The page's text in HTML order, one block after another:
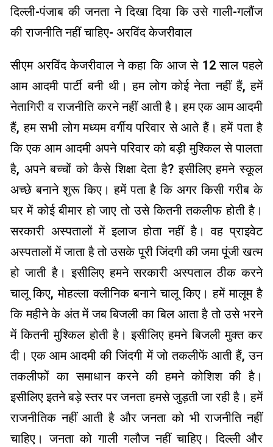
दिल्ली-पंजाब की जनता ने दिखा दिया कि उसे गाली-गलौंज
की राजनीति नहीं चाहिए- अरविंद केजरीवाल
सीएम अरविंद केजरीवाल ने कहा कि आज से 12 साल पहले
आम आदमी पार्टी बनी थी। हम लोग कोई नेता नहीं हैं, हमें
नेतागिरी व राजनीति करने नहीं आती है। हम एक आम आदमी
हैं, हम सभी लोग मध्यम वर्गीय परिवार से आते हैं। हमें पता है
कि एक आम आदमी अपने परिवार को बड़ी मुश्किल से पालता
है, अपने बच्चों को कैसे शिक्षा देता है? इसीलिए हमने स्कूल
अच्छे बनाने शुरू किए। हमें पता है कि अगर किसी गरीब के
घर में कोई बीमार हो जाए तो उसे कितनी तकलीफ होती है।
सरकारी अस्पतालों में इलाज होता नहीं है। वह प्राइवेट
अस्पतालों में जाता है तो उसके पूरी जिंदगी की जमा पूंजी खत्म
हो जाती है। इसीलिए हमने सरकारी अस्पताल ठीक करने
चालू किए, मोहल्ला क्लीनिक बनाने चालू किए। हमें मालूम है
कि महीने के अंत में जब बिजली का बिल आता है तो उसे भरने
में कितनी मुश्किल होती है। इसीलिए हमने बिजली मुक्त कर
दी। एक आम आदमी की जिंदगी में जो तकलीफें आती हैं, उन
तकलीफों का समाधान करने की हमने कोशिश की है।
इसीलिए इतने बड़े स्तर पर जनता हमसे जुड़ती जा रही है। हमें
राजनीतिक नहीं आती है और जनता को भी राजनीति नहीं
चाहिए। जनता को गाली गलौज नहीं चाहिए। दिल्ली और